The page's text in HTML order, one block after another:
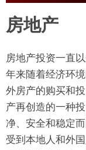
房地产
房地产投资一直
年来随着经济环
外房产的购买和
产再创造的一种
净、安全和稳定
受到本地人和外